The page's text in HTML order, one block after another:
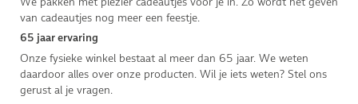
van cadeautjes nog meer een feestje.
65 jaar ervaring
Onze fysieke winkel bestaat al meer dan 65 jaar. We weten
daardoor alles over onze producten. Wil je iets weten? Stel ons
gerust al je vragen.